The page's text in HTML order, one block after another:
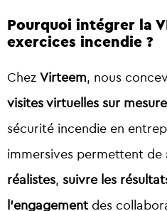
Pourquoi intégrer la
exercices incendie ?
Chez Virteem, nous
visites virtuelles sur mesure
sécurité incendie en
immersives permettent de
réalistes, suivre les
l’engagement des